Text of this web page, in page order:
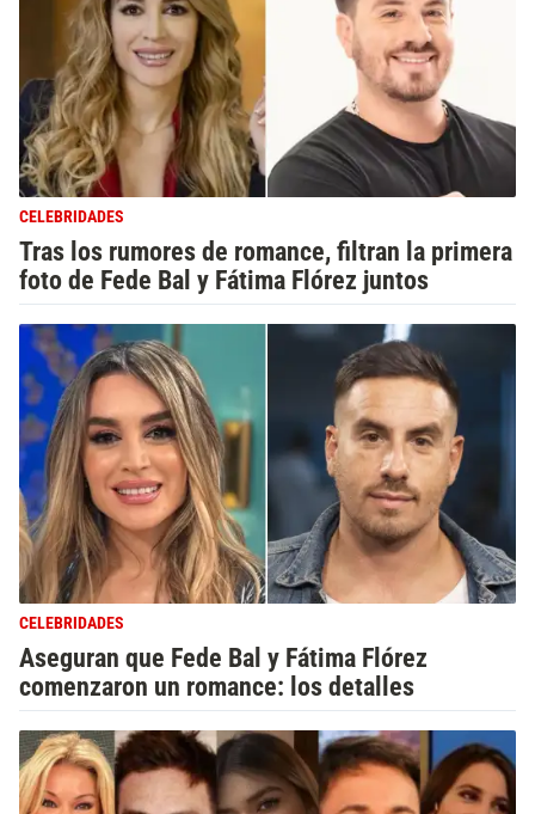
CELEBRIDADES
Tras los rumores de romance, filtran la primera
foto de Fede Bal y Fátima Flórez juntos
CELEBRIDADES
Aseguran que Fede Bal y Fátima Flórez
comenzaron un romance: los detalles